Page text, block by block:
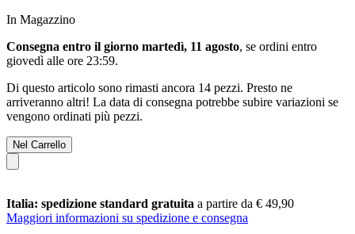
In Magazzino
Consegna entro il giorno martedì, 11 agosto, se ordini entro
giovedì alle ore 23:59.
Di questo articolo sono rimasti ancora 14 pezzi. Presto ne
arriveranno altri! La data di consegna potrebbe subire variazioni se
vengono ordinati più pezzi.
Nel Carrello
Italia: spedizione standard gratuita a partire da € 49,90
Maggiori informazioni su spedizione e consegna